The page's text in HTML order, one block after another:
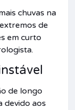
chuvas na
de
em curto
de longo
devido aos